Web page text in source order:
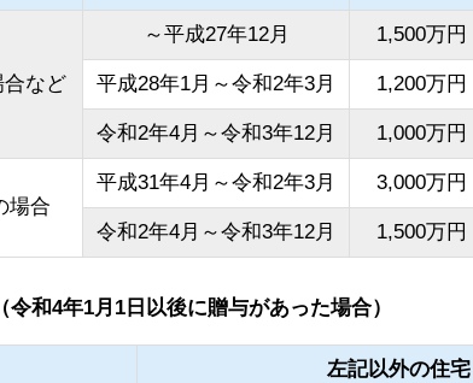
合など
～平成27年12月 1,500万円
平成28年1月～令和2年3月 1,200万円
令和2年4月～令和3年12月 1,000万円
場合
平成31年4月～令和2年3月 3,000万円
令和2年4月～令和3年12月 1,500万円
和4年1月1日以後に贈与があった場合）
左記以外の住宅